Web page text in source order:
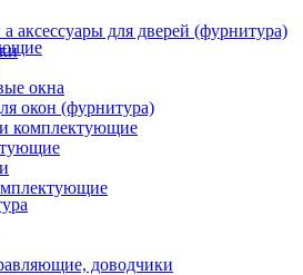
аксессуары для дверей (фурнитура)
окна
окон (фурнитура)
комплектующие
доводчики